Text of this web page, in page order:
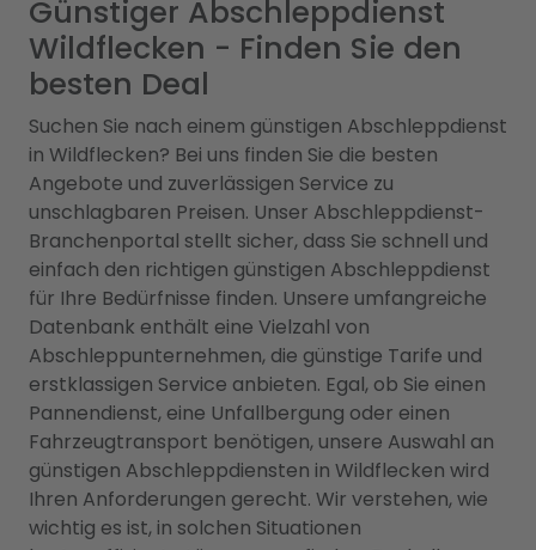
Günstiger Abschleppdienst
Wildflecken - Finden Sie den
besten Deal
Suchen Sie nach einem günstigen Abschleppdienst
in Wildflecken? Bei uns finden Sie die besten
Angebote und zuverlässigen Service zu
unschlagbaren Preisen. Unser Abschleppdienst-
Branchenportal stellt sicher, dass Sie schnell und
einfach den richtigen günstigen Abschleppdienst
für Ihre Bedürfnisse finden. Unsere umfangreiche
Datenbank enthält eine Vielzahl von
Abschleppunternehmen, die günstige Tarife und
erstklassigen Service anbieten. Egal, ob Sie einen
Pannendienst, eine Unfallbergung oder einen
Fahrzeugtransport benötigen, unsere Auswahl an
günstigen Abschleppdiensten in Wildflecken wird
Ihren Anforderungen gerecht. Wir verstehen, wie
wichtig es ist, in solchen Situationen